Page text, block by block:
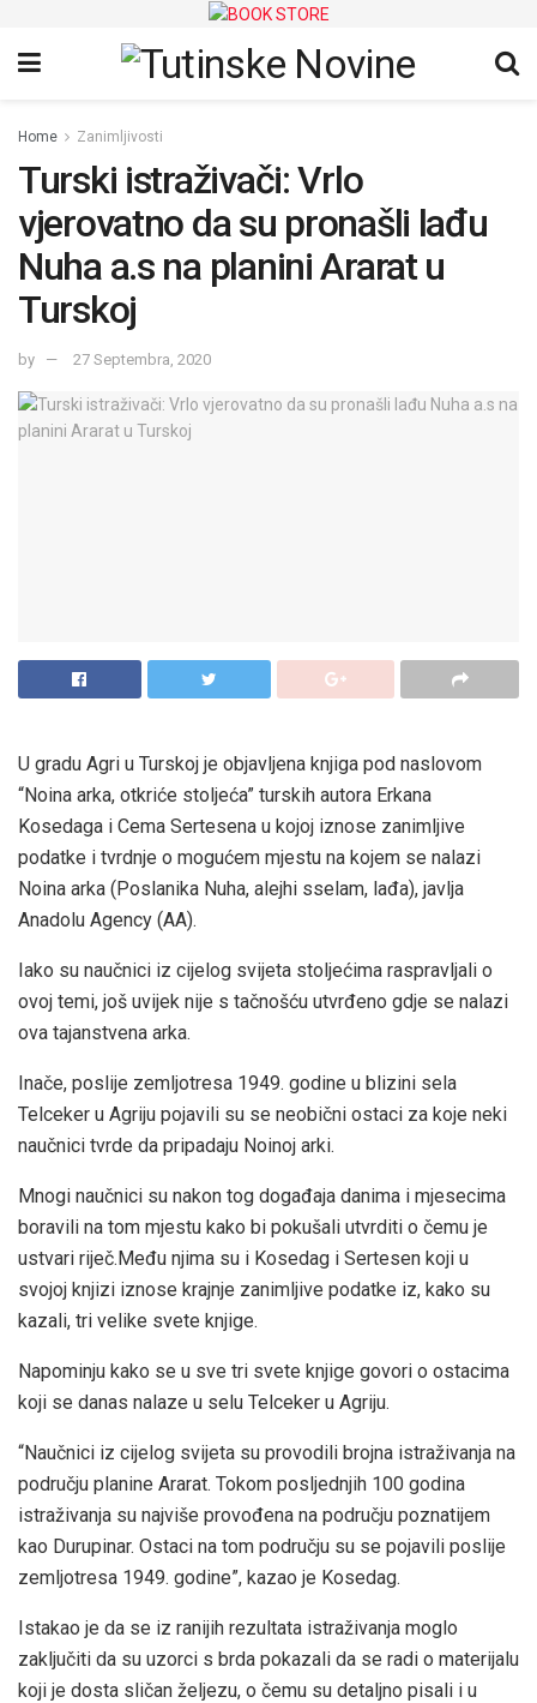
Home Zanimljivosti
Turski istraživači: Vrlo
vjerovatno da su pronašli lađu
Nuha a.s na planini Ararat u
Turskoj
by 27 Septembra, 2020
U gradu Agri u Turskoj je objavljena knjiga pod naslovom
“Noina arka, otkriće stoljeća” turskih autora Erkana
Kosedaga i Cema Sertesena u kojoj iznose zanimljive
podatke i tvrdnje o mogućem mjestu na kojem se nalazi
Noina arka (Poslanika Nuha, alejhi sselam, lađa), javlja
Anadolu Agency (AA).
Iako su naučnici iz cijelog svijeta stoljećima raspravljali o
ovoj temi, još uvijek nije s tačnošću utvrđeno gdje se nalazi
ova tajanstvena arka.
Inače, poslije zemljotresa 1949. godine u blizini sela
Telceker u Agriju pojavili su se neobični ostaci za koje neki
naučnici tvrde da pripadaju Noinoj arki.
Mnogi naučnici su nakon tog događaja danima i mjesecima
boravili na tom mjestu kako bi pokušali utvrditi o čemu je
ustvari riječ.Među njima su i Kosedag i Sertesen koji u
svojoj knjizi iznose krajnje zanimljive podatke iz, kako su
kazali, tri velike svete knjige.
Napominju kako se u sve tri svete knjige govori o ostacima
koji se danas nalaze u selu Telceker u Agriju.
“Naučnici iz cijelog svijeta su provodili brojna istraživanja na
području planine Ararat. Tokom posljednjih 100 godina
istraživanja su najviše provođena na području poznatijem
kao Durupinar. Ostaci na tom području su se pojavili poslije
zemljotresa 1949. godine”, kazao je Kosedag.
Istakao je da se iz ranijih rezultata istraživanja moglo
zaključiti da su uzorci s brda pokazali da se radi o materijalu
koji je dosta sličan željezu, o čemu su detaljno pisali i u